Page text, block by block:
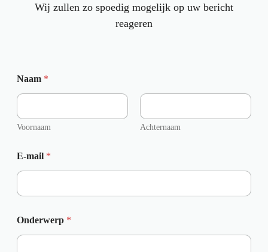
Wij zullen zo spoedig mogelijk op uw bericht
reageren
Naam *
Voornaam Achternaam
E-mail *
Onderwerp *